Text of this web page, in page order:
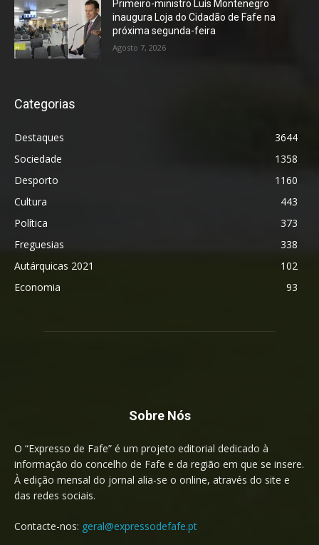
Primeiro-ministro Luís Montenegro
inaugura Loja do Cidadão de Fafe na
próxima segunda-feira
Agosto 7, 2026
Categorias
Destaques
3644
Sociedade
1358
Desporto
1160
Cultura
443
Política
373
Freguesias
338
Autárquicas 2021
102
Economia
93
Sobre Nós
O “Expresso de Fafe” é um projeto editorial dedicado à
informação do concelho de Fafe e da região em que se insere.
À edição mensal do jornal alia-se o online, através do site e
das redes sociais.
Contacte-nos: geral@expressodefafe.pt